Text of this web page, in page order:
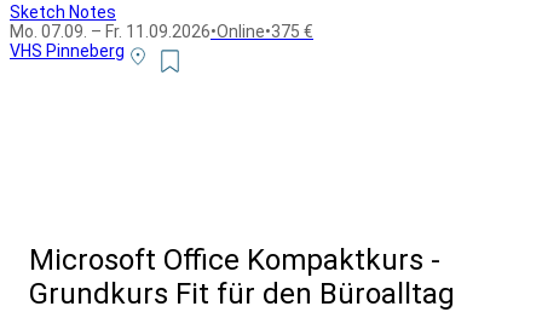
Sketch Notes
Mo. 07.09. – Fr. 11.09.2026•Online•375 €
VHS Pinneberg
Microsoft Office Kompaktkurs -
Grundkurs Fit für den Büroalltag